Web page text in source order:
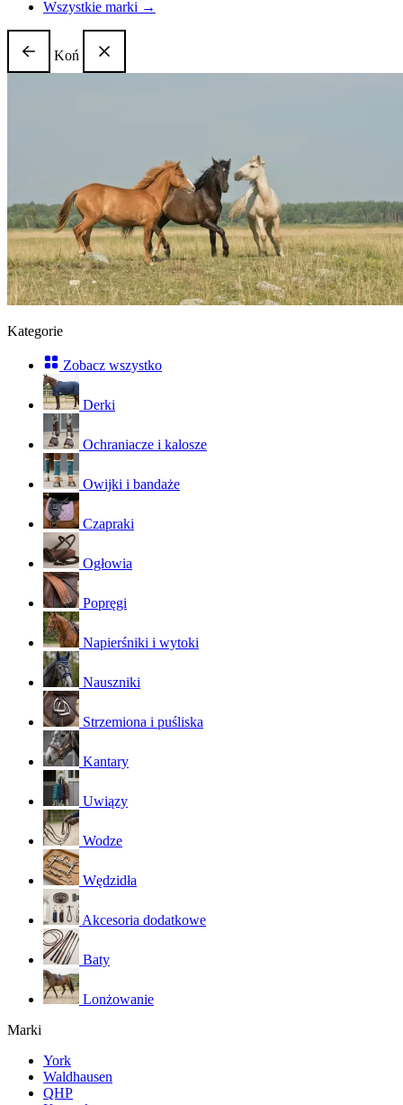
Wszystkie marki →
Koń
Kategorie
Zobacz wszystko
Derki
Ochraniacze i kalosze
Owijki i bandaże
Czapraki
Ogłowia
Popręgi
Napierśniki i wytoki
Nauszniki
Strzemiona i puśliska
Kantary
Uwiązy
Wodze
Wędzidła
Akcesoria dodatkowe
Baty
Lonżowanie
Marki
York
Waldhausen
QHP